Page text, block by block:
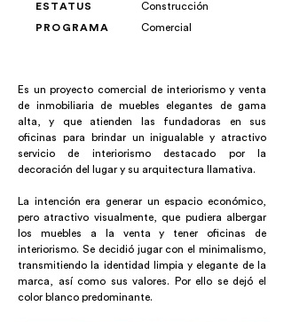
ESTATUS
PROGRAMA
Construcción
Comercial
Es un proyecto comercial de interiorismo y venta
de inmobiliaria de muebles elegantes de gama
alta, y que atienden las fundadoras en sus
oficinas para brindar un inigualable y atractivo
servicio de interiorismo destacado por la
decoración del lugar y su arquitectura llamativa.
La intención era generar un espacio económico,
pero atractivo visualmente, que pudiera albergar
los muebles a la venta y tener oficinas de
interiorismo. Se decidió jugar con el minimalismo,
transmitiendo la identidad limpia y elegante de la
marca, así como sus valores. Por ello se dejó el
color blanco predominante.